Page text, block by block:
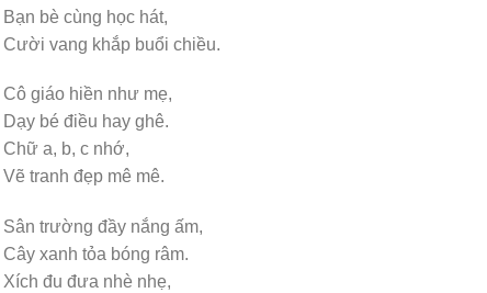
Bạn bè cùng học hát,
Cười vang khắp buổi chiều.
Cô giáo hiền như mẹ,
Dạy bé điều hay ghê.
Chữ a, b, c nhớ,
Vẽ tranh đẹp mê mê.
Sân trường đầy nắng ấm,
Cây xanh tỏa bóng râm.
Xích đu đưa nhè nhẹ,